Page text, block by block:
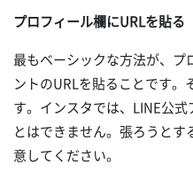
プロフィール欄にURLを貼る
最もベーシックな方法が、プ
ントのURLを貼ることです
す。インスタでは、LINE公
とはできません。張ろうと
意してください。